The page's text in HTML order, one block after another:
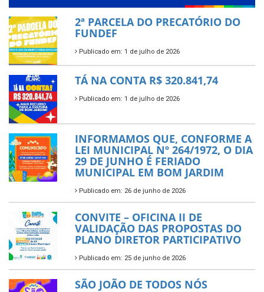
2ª PARCELA DO PRECATÓRIO DO
FUNDEF
Publicado em: 1 de julho de 2026
TÁ NA CONTA R$ 320.841,74
Publicado em: 1 de julho de 2026
INFORMAMOS QUE, CONFORME A
LEI MUNICIPAL Nº 264/1972, O DIA
29 DE JUNHO É FERIADO
MUNICIPAL EM BOM JARDIM
Publicado em: 26 de junho de 2026
CONVITE – OFICINA II DE
VALIDAÇÃO DAS PROPOSTAS DO
PLANO DIRETOR PARTICIPATIVO
Publicado em: 25 de junho de 2026
SÃO JOÃO DE TODOS NÓS